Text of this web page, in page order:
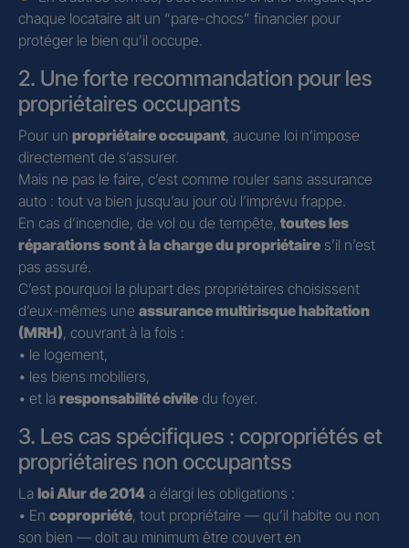
chaque locataire ait un “pare-chocs” financier pour
protéger le bien qu’il occupe.
2. Une forte recommandation pour les
propriétaires occupants
Pour un propriétaire occupant, aucune loi n’impose
directement de s’assurer.
Mais ne pas le faire, c’est comme rouler sans assurance
auto : tout va bien jusqu’au jour où l’imprévu frappe.
En cas d’incendie, de vol ou de tempête, toutes les
réparations sont à la charge du propriétaire s’il n’est
pas assuré.
C’est pourquoi la plupart des propriétaires choisissent
d’eux-mêmes une assurance multirisque habitation
(MRH), couvrant à la fois :
• le logement,
• les biens mobiliers,
• et la responsabilité civile du foyer.
3. Les cas spécifiques : copropriétés et
propriétaires non occupantss
La loi Alur de 2014 a élargi les obligations :
• En copropriété, tout propriétaire — qu’il habite ou non
son bien — doit au minimum être couvert en